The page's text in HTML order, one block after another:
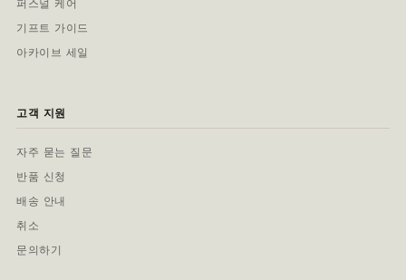
퍼스널 케어
기프트 가이드
아카이브 세일
고객 지원
자주 묻는 질문
반품 신청
배송 안내
취소
문의하기